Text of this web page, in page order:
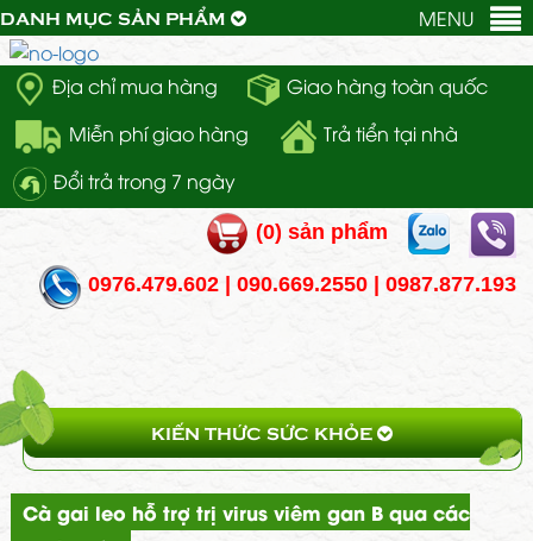
Địa chỉ mua hàng
Giao hàng toàn quốc
Miễn phí giao hàng
Trả tiển tại nhà
Đổi trả trong 7 ngày
(0) sản phẩm
0976.479.602 | 090.669.2550 | 0987.877.193
MENU
DANH MỤC SẢN PHẨM
KIẾN THỨC SỨC KHỎE
Cà gai leo hỗ trợ trị virus viêm gan B qua các